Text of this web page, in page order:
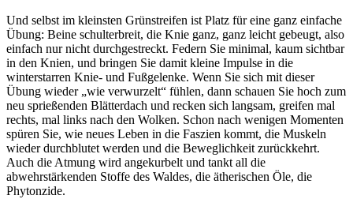
Und selbst im kleinsten Grünstreifen ist Platz für eine ganz einfache
Übung: Beine schulterbreit, die Knie ganz, ganz leicht gebeugt, also
einfach nur nicht durchgestreckt. Federn Sie minimal, kaum sichtbar
in den Knien, und bringen Sie damit kleine Impulse in die
winterstarren Knie- und Fußgelenke. Wenn Sie sich mit dieser
Übung wieder „wie verwurzelt“ fühlen, dann schauen Sie hoch zum
neu sprießenden Blätterdach und recken sich langsam, greifen mal
rechts, mal links nach den Wolken. Schon nach wenigen Momenten
spüren Sie, wie neues Leben in die Faszien kommt, die Muskeln
wieder durchblutet werden und die Beweglichkeit zurückkehrt.
Auch die Atmung wird angekurbelt und tankt all die
abwehrstärkenden Stoffe des Waldes, die ätherischen Öle, die
Phytonzide.